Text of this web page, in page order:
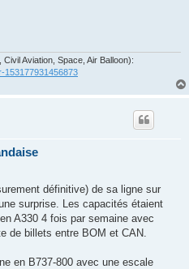
Aviation, Space, Air Balloon):
153177931456873
définitive) de sa ligne sur
surprise. Les capacités étaient
A330 4 fois par semaine avec
de billets entre BOM et CAN.
en B737-800 avec une escale